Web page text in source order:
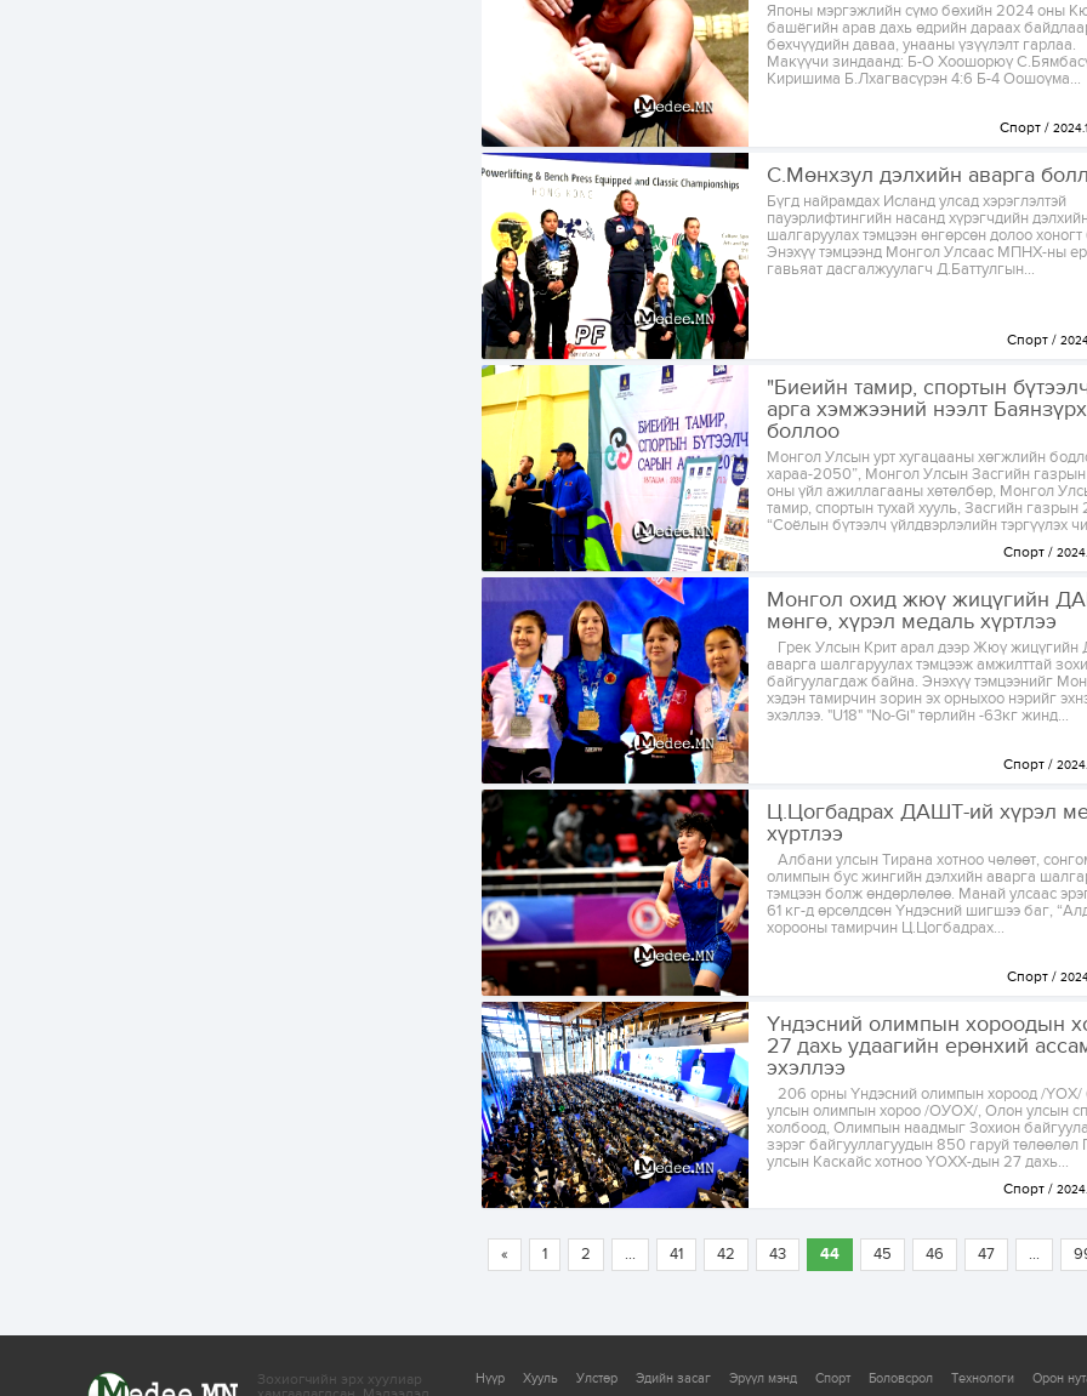
Японы мэргэжлийн сүмо бөхийн 2024 оны
башёгийн арав дахь өдрийн дараах
бөхчүүдийн даваа, унааны үзүүлэлт гарлаа.
Макүүчи зиндаанд: Б-О Хоошорюү
Киришима Б.Лхагвасүрэн 4:6 Б-4 Оошоүма...
Спорт
С.Мөнхзул дэлхийн аварга
Бүгд найрамдах Исланд улсад хэрэглэлтэй
пауэрлифтингийн насанд хүрэгчдийн
шалгаруулах тэмцээн өнгөрсөн долоо хоногт
Энэхүү тэмцээнд Монгол Улсаас МПНХ-ны
гавьяат дасгалжуулагч Д.Баттулгын...
Спорт
"Биеийн тамир, спортын
арга хэмжээний нээлт
боллоо
Монгол Улсын урт хугацааны хөгжлийн
хараа-2050”, Монгол Улсын Засгийн
оны үйл ажиллагааны хөтөлбөр, Монгол
тамир, спортын тухай хууль, Засгийн
“Соёлын бүтээлч үйлдвэрлэлийн тэргүүлэх
Спорт
Монгол охид жюү жицүгийн
мөнгө, хүрэл медаль хүртлээ
Грек Улсын Крит арал дээр Жюү жицүгийн
аварга шалгаруулах тэмцээж амжилттай
байгуулагдаж байна. Энэхүү тэмцээнийг
хэдэн тамирчин зорин эх орныхоо нэрийг
эхэллээ. "U18" "No-Gi" төрлийн -63кг жинд...
Спорт
Ц.Цогбадрах ДАШТ-ий хүрэл
хүртлээ
Албани улсын Тирана хотноо чөлөөт,
олимпын бус жингийн дэлхийн аварга
тэмцээн болж өндөрлөлөө. Манай улсаас
61 кг-д өрсөлдсөн Үндэсний шигшээ баг,
хорооны тамирчин Ц.Цогбадрах...
Спорт
Үндэсний олимпын хороодын
27 дахь удаагийн ерөнхий
эхэллээ
206 орны Үндэсний олимпын хороод /ҮОХ/
улсын олимпын хороо /ОУОХ/, Олон улсын
холбоод, Олимпын наадмыг Зохион
зэрэг байгууллагуудын 850 гаруй төлөөлөл
улсын Каскайс хотноо ҮОХХ-дын 27 дахь...
Спорт
« 1 2 ... 41 42 43 44 45 46 47 ...
Зохиогчийн эрх хуулиар
Нүүр Хууль Улстөр Эдийн засаг Эрүүл мэнд Спорт Боловсрол Технологи Орон